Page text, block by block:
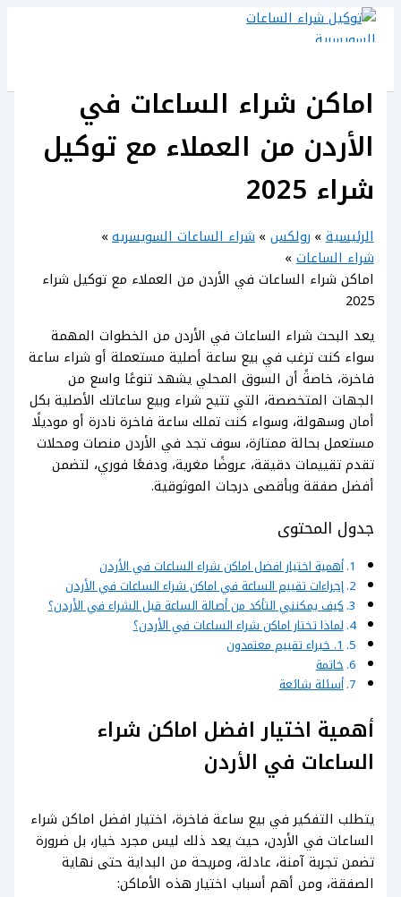
تخطي
اماكن شراء الساعات في
الأردن من العملاء مع توكيل
شراء 2025
الرئيسية رولكس
شراء الساعات السويسريه
شراء الساعات
اماكن شراء الساعات في الأردن من العملاء مع توكيل شراء
2025
يعد البحث شراء الساعات في الأردن من الخطوات المهمة
سواء كنت ترغب في بيع ساعة أصلية مستعملة أو شراء ساعة
فاخرة، خاصةً أن السوق المحلي يشهد تنوعًا واسع من
الجهات المتخصصة، التي تتيح شراء وبيع ساعاتك الأصلية بكل
أمان وسهولة، وسواء كنت تملك ساعة فاخرة نادرة أو موديلًا
مستعمل بحالة ممتازة، سوف تجد في الأردن منصات ومحلات
تقدم تقييمات دقيقة، عروضًا مغرية، ودفعًا فوري، لتضمن
أفضل صفقة وبأقصى درجات الموثوقية.
جدول المحتوى
أهمية اختيار افضل اماكن شراء الساعات في الأردن
إجراءات تقييم الساعة في اماكن شراء الساعات في الأردن
كيف يمكنني التأكد من أصالة الساعة قبل الشراء في الأردن؟
لماذا تختار اماكن شراء الساعات في الأردن؟
1. خبراء تقييم معتمدون
خاتمة
أسئلة شائعة
أهمية اختيار افضل اماكن شراء
الساعات في الأردن
يتطلب التفكير في بيع ساعة فاخرة، اختيار افضل اماكن شراء
الساعات في الأردن، حيث يعد ذلك ليس مجرد خيار، بل ضرورة
تضمن تجربة آمنة، عادلة، ومريحة من البداية حتى نهاية
الصفقة، ومن أهم أسباب اختيار هذه الأماكن: